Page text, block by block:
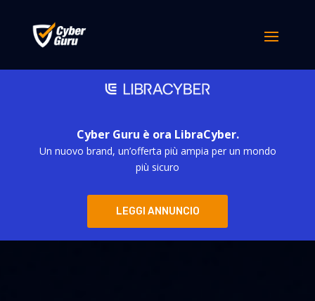
Cyber Guru è ora LibraCyber.
Un nuovo brand, un’offerta più ampia per un mondo
più sicuro
LEGGI ANNUNCIO